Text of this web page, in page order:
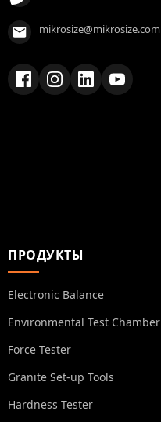
mikrosize@mikrosize.com
ПРОДУКТЫ
Electronic Balance
Environmental Test Chamber
Force Tester
Granite Set-up Tools
Hardness Tester